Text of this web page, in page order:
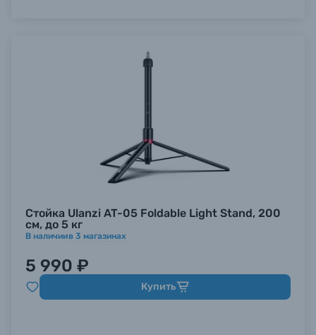
Стойка Ulanzi AT-05 Foldable Light Stand, 200
см, до 5 кг
В наличиив 3 магазинах
5 990 ₽
Купить